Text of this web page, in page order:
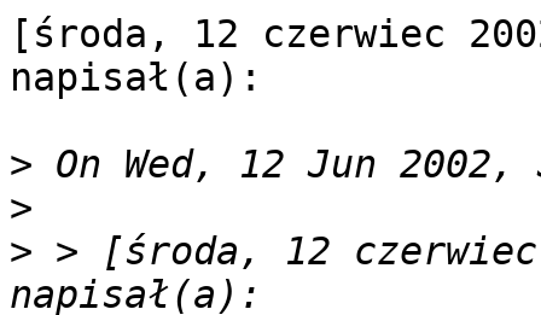
[środa, 12 czerwiec
napisał(a):
>
>
> > [środa, 12 czerwiec